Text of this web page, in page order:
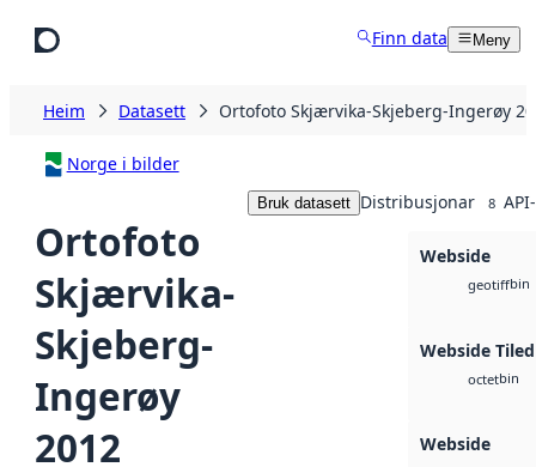
Finn data Meny
Heim Datasett Ortofoto Skjærvika-Skjeberg-Ingerøy
Norge i bilder
Ortofoto
Skjærvika-
Skjeberg-
Ingerøy
2012
Bruk datasett Distribusjonar 8
Webside
geotiffbin
Webside
octetbin
Webside